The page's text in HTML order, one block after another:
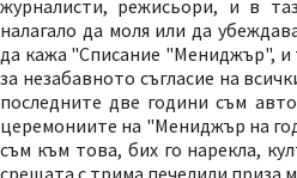
журналисти, режисьори, и в
налагало да моля или да
да кажа "Списание "Мениджър", и
за незабавното съгласие на
последните две години съм
церемониите на "Мениджър на
съм към това, бих го нарекла,
срещата с трима печелили приза